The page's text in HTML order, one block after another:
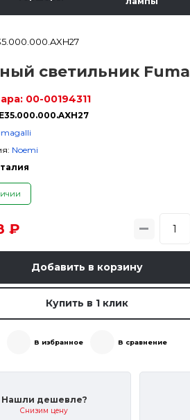
светильник
00-00194311
E35.000.000.AXH27
Noemi
₽
Добавить в корзину
Купить в 1 клик
В избранное В сравнение
Нашли дешевле?
Снизим цену